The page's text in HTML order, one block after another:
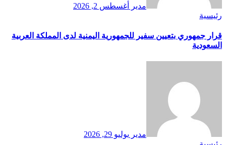
مدير
أغسطس 2, 2026
رئيسية
قرار جمهوري بتعيين سفير للجمهورية اليمنية لدى المملكة العربية
السعودية
مدير يوليو 29, 2026